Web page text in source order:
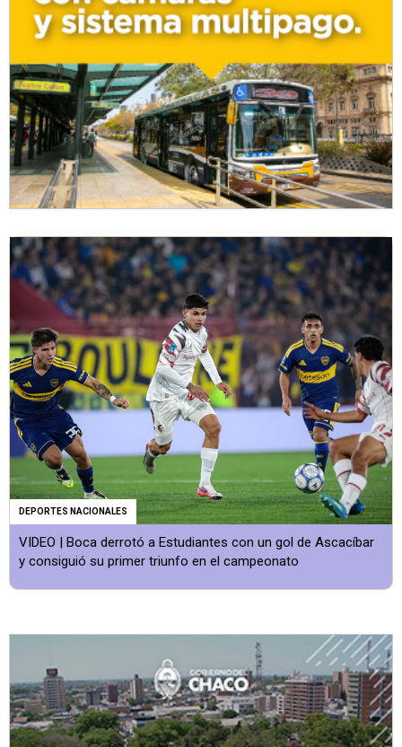
DEPORTES NACIONALES
VIDEO | Boca derrotó a Estudiantes con un gol de Ascacíbar
y consiguió su primer triunfo en el campeonato